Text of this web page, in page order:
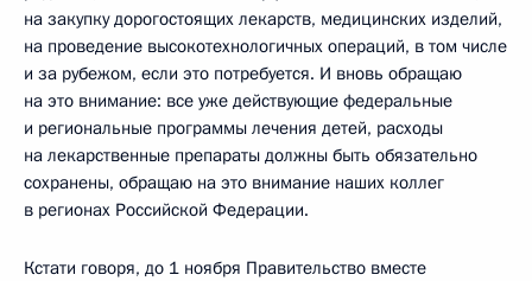
на закупку дорогостоящих лекарств, медицинских изделий,
на проведение высокотехнологичных операций, в том числе
и за рубежом, если это потребуется. И вновь обращаю
на это внимание: все уже действующие федеральные
и региональные программы лечения детей, расходы
на лекарственные препараты должны быть обязательно
сохранены, обращаю на это внимание наших коллег
в регионах Российской Федерации.
Кстати говоря, до 1 ноября Правительство вместе